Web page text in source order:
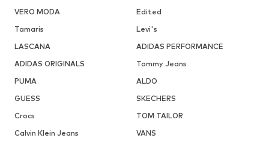
VERO MODA
Edited
Tamaris
Levi's
LASCANA
ADIDAS PERFORMANCE
ADIDAS ORIGINALS
Tommy Jeans
PUMA
ALDO
GUESS
SKECHERS
Crocs
TOM TAILOR
Calvin Klein Jeans
VANS